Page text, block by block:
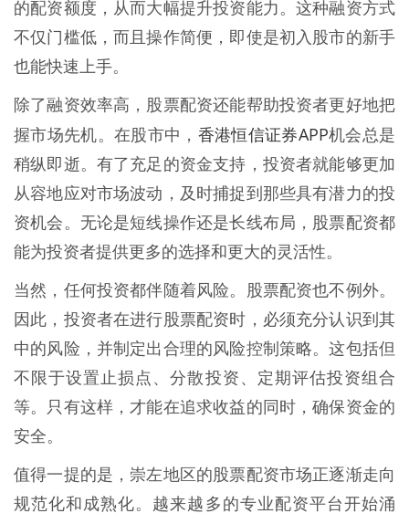
的配资额度，从而大幅提升投资能力。这种融资方式
不仅门槛低，而且操作简便，即使是初入股市的新手
也能快速上手。
除了融资效率高，股票配资还能帮助投资者更好地把
握市场先机。在股市中， 香港恒信证券APP机会总是
稍纵即逝。有了充足的资金支持，投资者就能够更加
从容地应对市场波动，及时捕捉到那些具有潜力的投
资机会。无论是短线操作还是长线布局，股票配资都
能为投资者提供更多的选择和更大的灵活性。
当然，任何投资都伴随着风险。股票配资也不例外。
因此，投资者在进行股票配资时，必须充分认识到其
中的风险，并制定出合理的风险控制策略。这包括但
不限于设置止损点、分散投资、定期评估投资组合
等。只有这样，才能在追求收益的同时，确保资金的
安全。
值得一提的是，崇左地区的股票配资市场正逐渐走向
规范化和成熟化。越来越多的专业配资平台开始涌